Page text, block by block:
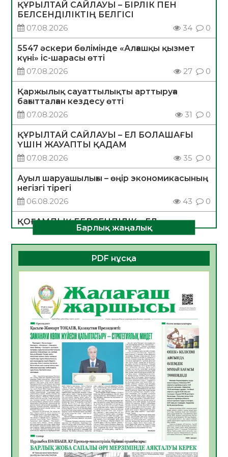
ҚҰРЫЛТАЙ САЙЛАУЫ – БІРЛІК ПЕН
БЕЛСЕНДІЛІКТІҢ БЕЛГІСІ
07.08.2026
34 0
5547 әскери бөлімінде «Алғашқы қызмет
күні» іс-шарасы өтті
07.08.2026
27 0
Қаржылық сауаттылықты арттыруға
бағытталған кездесу өтті
07.08.2026
31 0
ҚҰРЫЛТАЙ САЙЛАУЫ – ЕЛ БОЛАШАҒЫ
ҮШІН ЖАУАПТЫ ҚАДАМ
07.08.2026
35 0
Ауыл шаруашылығы – өңір экономикасының
негізгі тірегі
06.08.2026
43 0
ҚОҒАМДЫҚ БЕЛСЕНДІЛІК – ЕЛ
ДАМУЫНЫҢ НЕГІЗІ
06.08.2026
40 0
ҚҰРЫЛТАЙ САЙЛАУЫ – БОЛАШАҚҚА
06.08.2026
Инфекциялық ауруларға қарсы иммундау
жұмыстарының тиімділігі
06.08.2026
45
Көкжөтел ауруы туралы
06.08.2026
41
АПВ вакцинасы туралы мәлімет
06.08.2026
40
Open Air: Қызылорда облысы полиция
департаменті 20 мыңнан астам
көрерменнің қауіпсіздігін қамтамасыз етті
06.08.2026
54
Барлық жаңалық
PDF нұсқа